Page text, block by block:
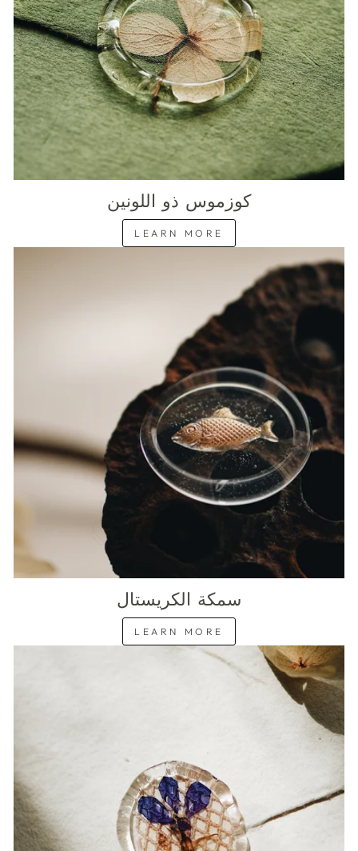
كوزموس ذو اللونين
LEARN MORE
سمكة الكريستال
LEARN MORE